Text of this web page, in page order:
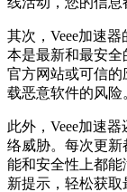
其次，Veee加速
本是最新和最安全
官方网站或可信
载恶意软件的风险
此外，Veee加速
络威胁。每次更
能和安全性上都
新提示，轻松获取